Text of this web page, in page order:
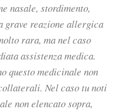
nasale, stordimento,
grave reazione allergica
rara, ma nel caso
assistenza medica.
questo medicinale non
Nel caso tu noti
non elencato sopra,